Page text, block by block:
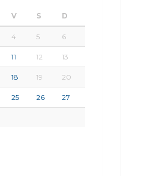
V S D
4 5 6
11 12 13
18 19 20
25 26 27